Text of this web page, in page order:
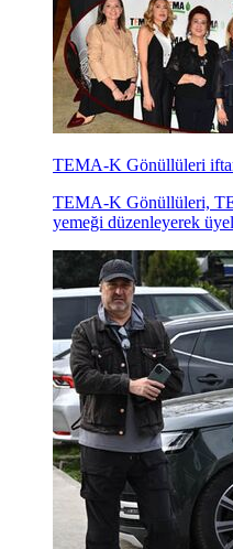
TEMA-K Gönüllüleri
TEMA-K Gönüllüleri,
yemeği düzenleyerek